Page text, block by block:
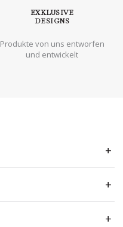
EXKLUSIVE
DESIGNS
Produkte von uns entworfen
und entwickelt